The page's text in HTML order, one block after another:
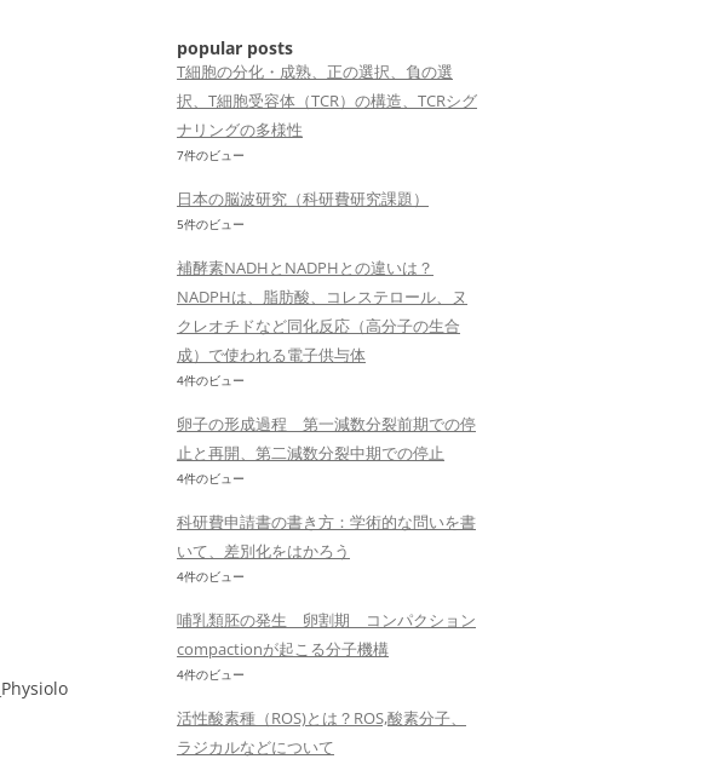
popular posts
T細胞の分化・成熟、正の選択、負の選
択、T細胞受容体（TCR）の構造、TCRシグ
ナリングの多様性
7件のビュー
日本の脳波研究（科研費研究課題）
5件のビュー
補酵素NADHとNADPHとの違いは？
NADPHは、脂肪酸、コレステロール、ヌ
クレオチドなど同化反応（高分子の生合
成）で使われる電子供与体
4件のビュー
卵子の形成過程 第一減数分裂前期での停
止と再開、第二減数分裂中期での停止
4件のビュー
科研費申請書の書き方：学術的な問いを書
いて、差別化をはかろう
4件のビュー
哺乳類胚の発生 卵割期 コンパクション
compactionが起こる分子機構
4件のビュー
活性酸素種（ROS)とは？ROS,酸素分子、
ラジカルなどについて